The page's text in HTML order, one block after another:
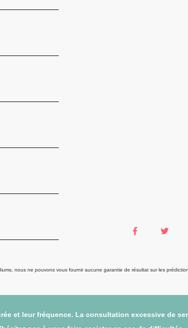
nous ne pouvons vous fournir aucune garantie de résultat sur les
et leur fréquence. La consultation excessive de